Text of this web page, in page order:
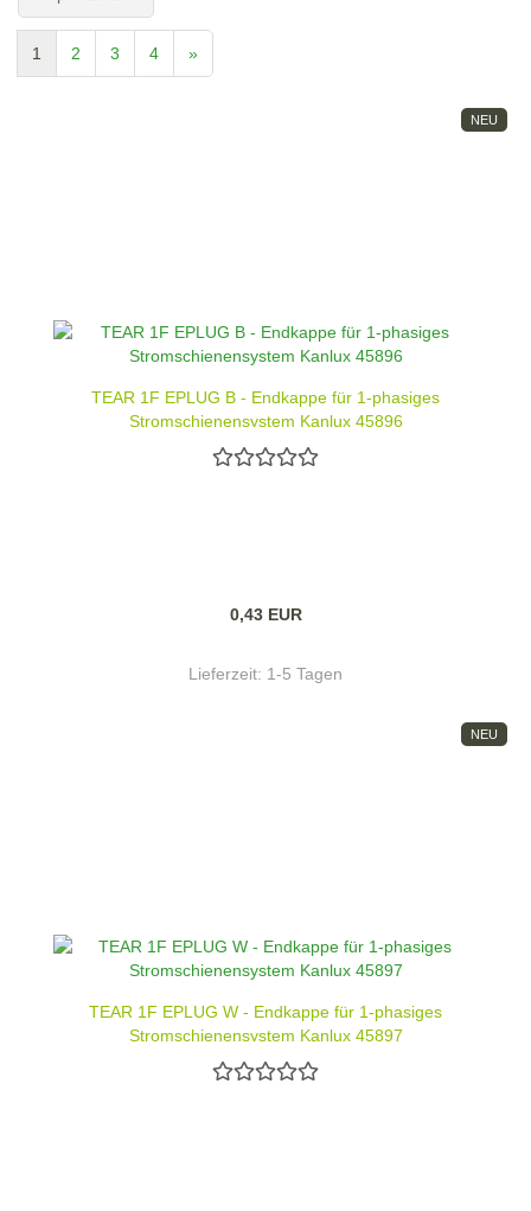
1 2 3 4 »
NEU
TEAR 1F EPLUG B - Endkappe für 1-phasiges
Stromschienensystem Kanlux 45896
0,43 EUR
Lieferzeit: 1-5 Tagen
NEU
TEAR 1F EPLUG W - Endkappe für 1-phasiges
Stromschienensystem Kanlux 45897